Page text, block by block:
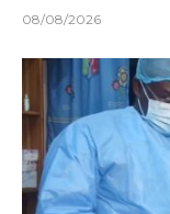
08/08/2026